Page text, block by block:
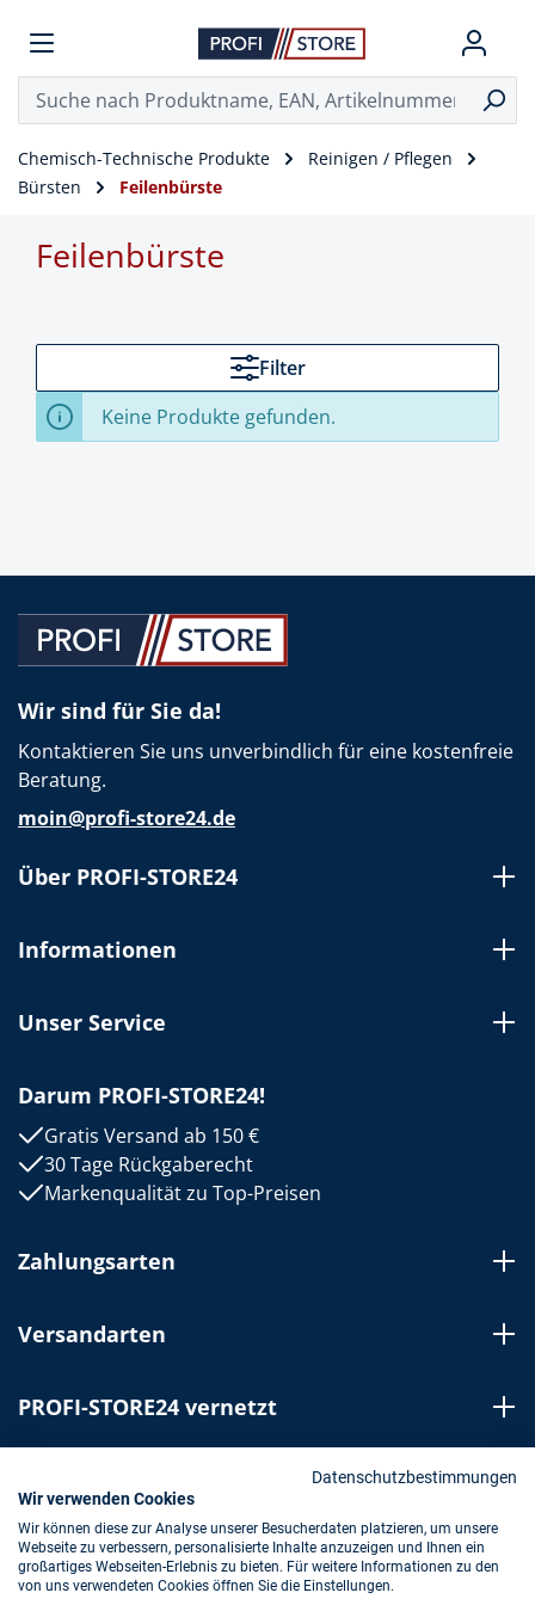
Chemisch-Technische Produkte
Reinigen / Pflegen
Bürsten
Feilenbürste
Feilenbürste
Filter
Keine Produkte gefunden.
Wir sind für Sie da!
Kontaktieren Sie uns unverbindlich für eine kostenfreie
Beratung.
moin@profi-store24.de
Über PROFI-STORE24
Informationen
Unser Service
Darum PROFI-STORE24!
Gratis Versand ab 150 €
30 Tage Rückgaberecht
Markenqualität zu Top-Preisen
Zahlungsarten
Versandarten
PROFI-STORE24 vernetzt
Bestellung widerrufen
Impressum AGB Datenschutz
Datenschutzbestimmungen
Wir verwenden Cookies
Wir können diese zur Analyse unserer Besucherdaten platzieren, um unsere
Webseite zu verbessern, personalisierte Inhalte anzuzeigen und Ihnen ein
großartiges Webseiten-Erlebnis zu bieten. Für weitere Informationen zu den
von uns verwendeten Cookies öffnen Sie die Einstellungen.